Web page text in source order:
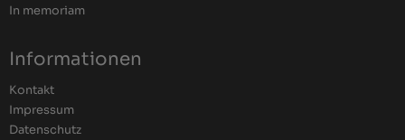
In memoriam
Informationen
Kontakt
Impressum
Datenschutz